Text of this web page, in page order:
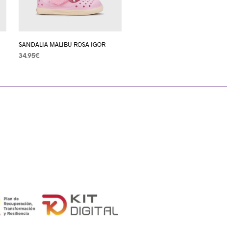
SANDALIA MALIBU ROSA IGOR
34.95€